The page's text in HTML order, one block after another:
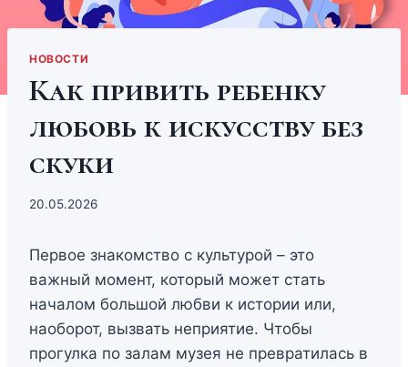
НОВОСТИ
Как привить ребенку
любовь к искусству без
скуки
20.05.2026
Первое знакомство с культурой – это
важный момент, который может стать
началом большой любви к истории или,
наоборот, вызвать неприятие. Чтобы
прогулка по залам музея не превратилась в